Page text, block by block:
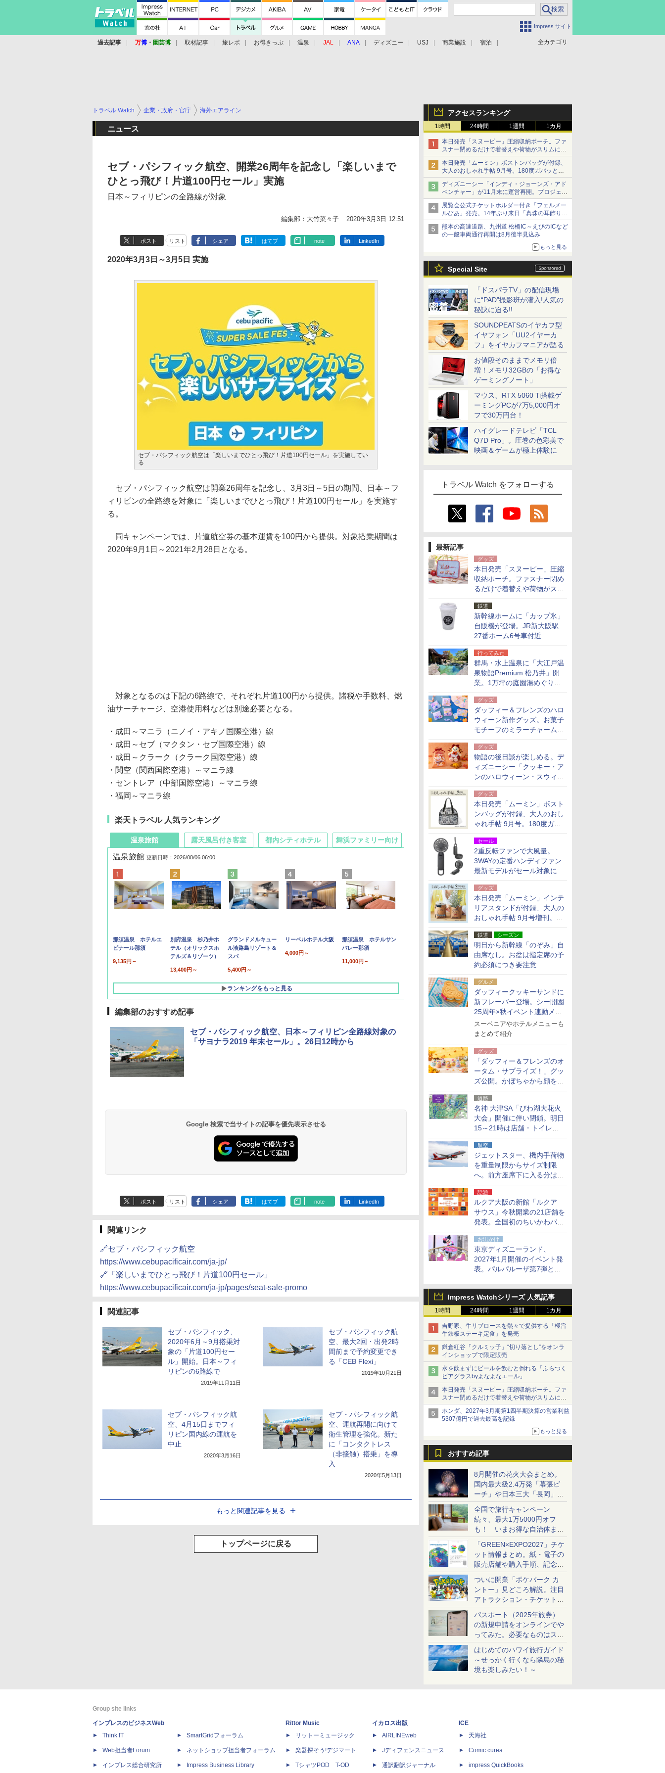
Impress サイト
全カテゴリ
過去記事 万博 ・ 園芸博 取材記事 旅レポ お得きっぷ 温泉 JAL ANA ディズニー USJ 商業施設 宿泊
アクセスランキング
1時間 24時間 1週間 1カ月
本日発売「スヌーピー」圧縮収納ポーチ。ファ
スナー閉めるだけで着替えや荷物がスリムにま
とまる
本日発売「ムーミン」ボストンバッグが付録、
大人のおしゃれ手帖 9月号。180度ガバッと開
いて大容量
ディズニーシー「インディ・ジョーンズ・アド
ベンチャー」が11月末に運営再開。プロジェク
ションマッピングを追加、DPAは1500円
展覧会公式チケットホルダー付き「フェルメー
ルぴあ」発売。14年ぶり来日「真珠の耳飾りの
少女」ほか37作品のガイド
熊本の高速道路、九州道 松橋IC～えびのICなど
の一般車両通行再開は8月後半見込み
もっと見る
Special Site
「ドスパラTV」の配信現場
に“PAD”撮影班が潜入!人気の
秘訣に迫る!!
SOUNDPEATSのイヤカフ型
イヤフォン「UU2イヤーカ
フ」をイヤカフマニアが語る
お値段そのままでメモリ倍
増！メモリ32GBの「お得な
ゲーミングノート」
マウス、RTX 5060 Ti搭載ゲ
ーミングPCが7万5,000円オ
フで30万円台！
ハイグレードテレビ「TCL
Q7D Pro」。圧巻の色彩美で
映画＆ゲームが極上体験に
トラベル Watch をフォローする
最新記事
グッズ
本日発売「スヌーピー」圧縮
収納ポーチ。ファスナー閉め
るだけで着替えや荷物がスリ
ムにまとまる
鉄道
新幹線ホームに「カップ氷」
自販機が登場。JR新大阪駅
27番ホーム6号車付近
行ってみた
群馬・水上温泉に「大江戸温
泉物語Premium 松乃井」開
業。1万坪の庭園湯めぐり＆
豪華バイキングを体験してき
た！
グッズ
ダッフィー＆フレンズのハロ
ウィーン新作グッズ。お菓子
モチーフのミラーチャーム/
デザインポーチほか
グッズ
物語の後日談が楽しめる。デ
ィズニーシー「クッキー・ア
ンのハロウィーン・スウィー
トサプライズ」限定グッズ公
開グッズ
本日発売「ムーミン」ボスト
ンバッグが付録、大人のおし
ゃれ手帖 9月号。180度ガバ
ッと開いて大容量
セール
2重反転ファンで大風量。
3WAYの定番ハンディファン
最新モデルがセール対象に
グッズ
本日発売「ムーミン」インテ
リアスタンドが付録、大人の
おしゃれ手帖 9月号増刊。レ
ザー調で高級感ある2個セッ
ト鉄道 シーズン
明日から新幹線「のぞみ」自
由席なし。お盆は指定席の予
約必須につき要注意
グルメ
ダッフィークッキーサンドに
新フレーバー登場。シー開園
25周年×秋イベント連動メニ
ュー
スーベニアやホテルメニューも
まとめて紹介
グッズ
「ダッフィー＆フレンズのオ
ータム・サプライズ！」グッ
ズ公開。かぼちゃから顔をの
ぞかせたぬいぐるみチャーム
ほか
道路
名神 大津SA「びわ湖大花火
大会」開催に伴い閉鎖。明日
15～21時は店舗・トイレ・
駐車場の利用不可
航空
ジェットスター、機内手荷物
を重量制限からサイズ制限
へ。前方座席下に入る分はす
べての運賃で無料に
話題
ルクア大阪の新館「ルクア
サウス」今秋開業の21店舗を
発表。全国初のちいかわパー
クストア/サンリオ新業態1号
店など
お出かけ
東京ディズニーランド、
2027年1月開催のイベント発
表。パルパルーザ第7弾とし
ド」を再演
Impress Watchシリーズ 人気記事
1時間 24時間 1週間 1カ月
吉野家、牛リブロースを熱々で提供する「極旨
牛鉄板ステーキ定食」を発売
鎌倉紅谷「クルミッ子」“切り落とし”をオンラ
インショップで限定販売
水を飲まずにビールを飲むと倒れる「ふらつく
ビアグラスbyよなよなエール」
本日発売「スヌーピー」圧縮収納ポーチ。ファ
スナー閉めるだけで着替えや荷物がスリムにま
とまる
ホンダ、2027年3月期第1四半期決算の営業利益
5307億円で過去最高を記録
もっと見る
おすすめ記事
8月開催の花火大会まとめ。
国内最大級2.4万発「幕張ビ
ーチ」や日本三大「長岡」な
ど大型イベント目白押し！
全国で旅行キャンペーン
続々、最大1万5000円オフ
も！ いまお得な自治体まと
め
「GREEN×EXPO2027」チケ
ット情報まとめ。紙・電子の
販売店舗や購入手順、記念チ
ケットも解説
ついに開業「ポケパーク カ
ントー」見どころ解説。注目
アトラクション・チケット手
配・来場前に必要な準備は？
パスポート（2025年旅券）
の新規申請をオンラインでや
ってみた。必要なものはスマ
ホとマイナカードのみ
はじめてのハワイ旅行ガイド
～せっかく行くなら隣島の秘
境も楽しみたい！～
トラベル Watch 企業・政府・官庁 海外エアライン
ニュース
セブ・パシフィック航空、開業26周年を記念し「楽しいまで
ひとっ飛び！片道100円セール」実施
日本～フィリピンの全路線が対象
編集部：大竹菜々子 2020年3月3日 12:51
ポスト リスト シェア はてブ note LinkedIn
2020年3月3日～3月5日 実施
セブ・パシフィック航空は「楽しいまでひとっ飛び！片道100円セール」を実施してい
る
セブ・パシフィック航空は開業26周年を記念し、3月3日～5日の期間、日本～フ
ィリピンの全路線を対象に「楽しいまでひとっ飛び！片道100円セール」を実施す
る。
同キャンペーンでは、片道航空券の基本運賃を100円から提供。対象搭乗期間は
2020年9月1日～2021年2月28日となる。
対象となるのは下記の6路線で、それぞれ片道100円から提供。諸税や手数料、燃
油サーチャージ、空港使用料などは別途必要となる。
・成田～マニラ（ニノイ・アキノ国際空港）線
・成田～セブ（マクタン・セブ国際空港）線
・成田～クラーク（クラーク国際空港）線
・関空（関西国際空港）～マニラ線
・セントレア（中部国際空港）～マニラ線
・福岡～マニラ線
楽天トラベル 人気ランキング
温泉旅館
温泉旅館 更新日時：2026/08/06 06:00
那須温泉 ホテルエ
ピナール那須
9,135円～
別府温泉 杉乃井ホ
テル（オリックスホ
テルズ＆リゾーツ）
13,400円～
グランドメルキュー
ル淡路島リゾート＆
スパ
5,400円～
リーベルホテル大阪
4,000円～
那須温泉 ホテルサン
バレー那須
11,000円～
ランキングをもっと見る
露天風呂付き客室
10,450円～
19,541円～
都内シティホテル 舞浜ファミリー向け
7,950円～
5,758円～
編集部のおすすめ記事
セブ・パシフィック航空、日本～フィリピン全路線対象の
「サヨナラ2019 年末セール」。26日12時から
Google 検索で当サイトの記事を優先表示させる
ポスト リスト シェア はてブ note LinkedIn
関連リンク
🔗セブ・パシフィック航空
https://www.cebupacificair.com/ja-jp/
🔗「楽しいまでひとっ飛び！片道100円セール」
https://www.cebupacificair.com/ja-jp/pages/seat-sale-promo
関連記事
セブ・パシフィック、
2020年6月～9月搭乗対
象の「片道100円セー
ル」開始。日本～フィ
リピンの6路線で
2019年11月11日
セブ・パシフィック航
空、最大2回・出発2時
間前まで予約変更でき
る「CEB Flexi」
2019年10月21日
セブ・パシフィック航
空、4月15日までフィ
リピン国内線の運航を
中止
2020年3月16日
セブ・パシフィック航
空、運航再開に向けて
衛生管理を強化。新た
に「コンタクトレス
（非接触）搭乗」を導
入
2020年5月13日
もっと関連記事を見る
トップページに戻る
Group site links
インプレスのビジネスWeb
Think IT
Web担当者Forum
インプレス総合研究所
SmartGridフォーラム
ネットショップ担当者フォーラム
Impress Business Library
Rittor Music
リットーミュージック
楽器探そう!デジマート
TシャツPOD T-OD
イカロス出版
AIRLINEweb
Jディフェンスニュース
通訳翻訳ジャーナル
ICE
天海社
Comic curea
impress QuickBooks